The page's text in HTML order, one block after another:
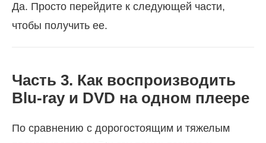
Да. Просто перейдите к следующей части,
чтобы получить ее.
Часть 3. Как воспроизводить
Blu-ray и DVD на одном плеере
По сравнению с дорогостоящим и тяжелым